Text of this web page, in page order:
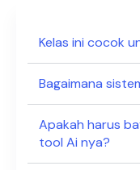
Kelas ini cocok
Bagaimana
Apakah harus
tool Ai nya?